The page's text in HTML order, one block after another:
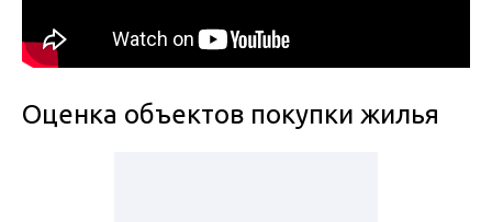
Оценка объектов покупки жилья